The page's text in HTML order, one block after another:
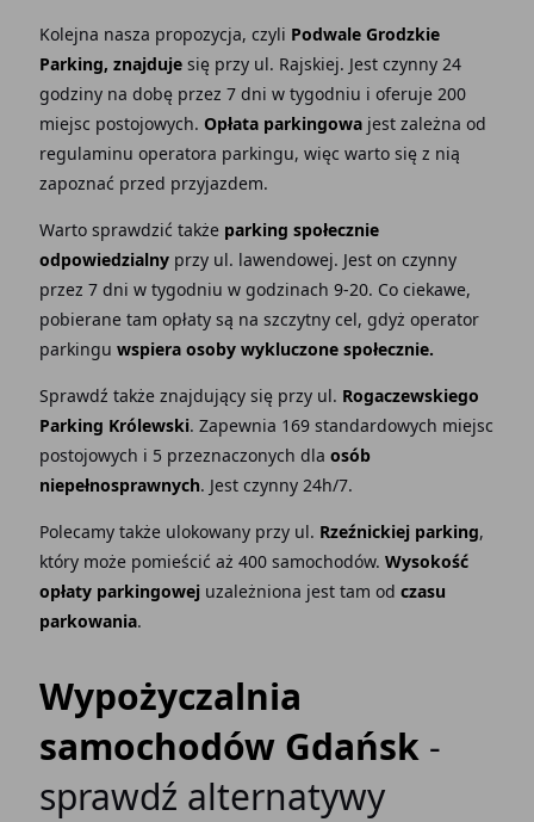
Kolejna nasza propozycja, czyli Podwale Grodzkie
Parking, znajduje się przy ul. Rajskiej. Jest czynny 24
godziny na dobę przez 7 dni w tygodniu i oferuje 200
miejsc postojowych. Opłata parkingowa jest zależna od
regulaminu operatora parkingu, więc warto się z nią
zapoznać przed przyjazdem.
Warto sprawdzić takżeparking społecznie
odpowiedzialnyprzy ul. lawendowej. Jest on czynny
przez 7 dni w tygodniu w godzinach 9-20. Co ciekawe,
pobierane tam opłaty są na szczytny cel, gdyż operator
parkingu wspiera osoby wykluczone społecznie.
Sprawdź także znajdujący się przy ul. Rogaczewskiego
Parking Królewski. Zapewnia 169 standardowych miejsc
postojowych i 5 przeznaczonych dla osób
niepełnosprawnych. Jest czynny 24h/7.
Polecamy także ulokowany przy ul. Rzeźnickiej parking,
który może pomieścić aż 400 samochodów. Wysokość
opłaty parkingowej uzależniona jest tam od czasu
parkowania.
Wypożyczalnia
samochodów Gdańsk-
sprawdź alternatywy